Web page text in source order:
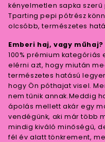
kényelmetlen sapka
Tparting pepi pótrész
olcsóbb, természetes
Emberi haj, vagy műhaj?
100% prémium
elérni azt, hogy miután
természetes hatású
hogy Ön póthajat visel.
nem tűnik annak.Meddig
ápolás mellett akár egy
vendégünk, aki már több
mindig kiváló minőségű,
fél év alatt tönkrement,